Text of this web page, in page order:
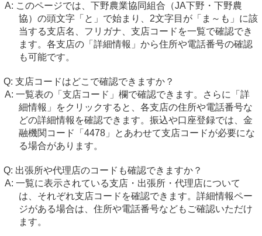
このページでは、下野農業協同組合（JA下野・下野農
協）の頭文字「と」で始まり、2文字目が「ま～も」に該
当する支店名、フリガナ、支店コードを一覧で確認でき
ます。各支店の「詳細情報」から住所や電話番号の確認
も可能です。
支店コードはどこで確認できますか？
一覧表の「支店コード」欄で確認できます。さらに「詳
細情報」をクリックすると、各支店の住所や電話番号な
どの詳細情報を確認できます。振込や口座登録では、金
融機関コード「4478」とあわせて支店コードが必要にな
る場合があります。
出張所や代理店のコードも確認できますか？
一覧に表示されている支店・出張所・代理店について
は、それぞれ支店コードを確認できます。詳細情報ペー
ジがある場合は、住所や電話番号などもご確認いただけ
ます。